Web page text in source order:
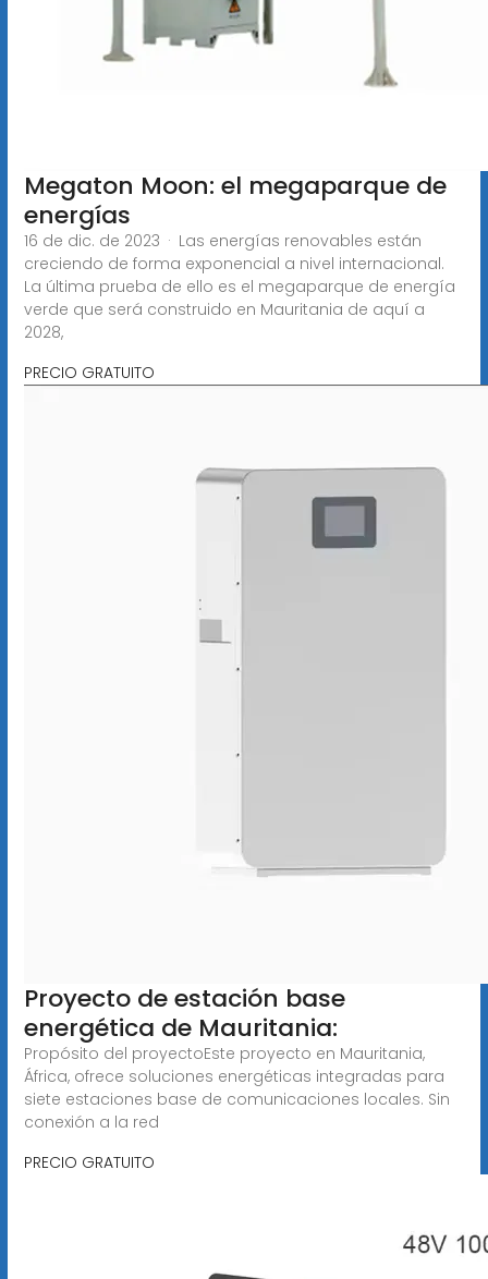
Megaton Moon: el megaparque de
energías
16 de dic. de 2023 · Las energías renovables están
creciendo de forma exponencial a nivel internacional.
La última prueba de ello es el megaparque de energía
verde que será construido en Mauritania de aquí a
2028,
PRECIO GRATUITO
Proyecto de estación base
energética de Mauritania:
Propósito del proyectoEste proyecto en Mauritania,
África, ofrece soluciones energéticas integradas para
siete estaciones base de comunicaciones locales. Sin
conexión a la red
PRECIO GRATUITO